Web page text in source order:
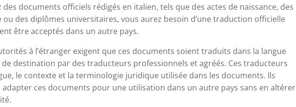
des documents officiels rédigés en italien, tels que des actes de naissance, des
ou des diplômes universitaires, vous aurez besoin d’une traduction officielle
être acceptés dans un autre pays.
à l’étranger exigent que ces documents soient traduits dans la langue
destination par des traducteurs professionnels et agréés. Ces traducteurs
le contexte et la terminologie juridique utilisée dans les documents. Ils
ces documents pour une utilisation dans un autre pays sans en altérer